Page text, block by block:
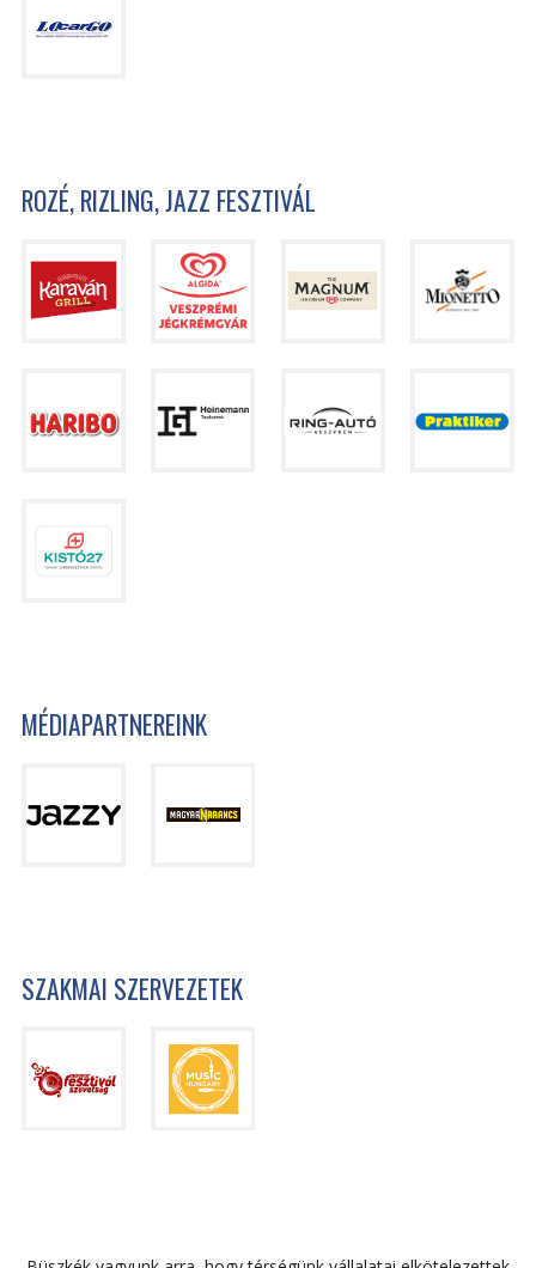
ROZÉ, RIZLING, JAZZ FESZTIVÁL
MÉDIAPARTNEREINK
SZAKMAI SZERVEZETEK